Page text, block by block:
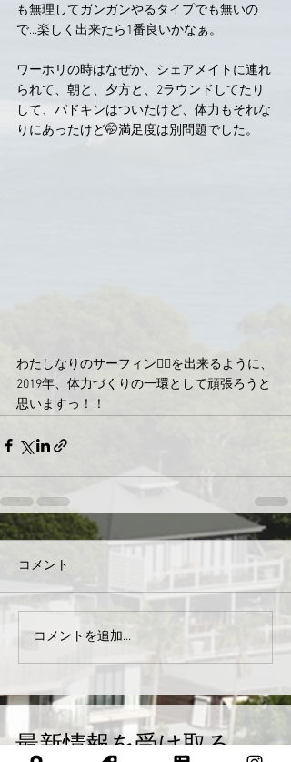
も無理してガンガンやるタイプでも無いの
で…楽しく出来たら1番良いかなぁ。
ワーホリの時はなぜか、シェアメイトに連れ
られて、朝と、夕方と、2ラウンドしてたり
して、パドキンはついたけど、体力もそれな
りにあったけど🤭満足度は別問題でした。
わたしなりのサーフィン🏄‍♀️を出来るように、
2019年、体力づくりの一環として頑張ろうと
思いますっ！！
コメント
コメントを追加…
最新情報を受け取る